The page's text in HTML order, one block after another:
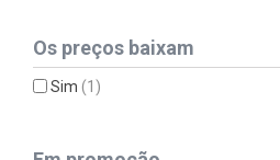
Os preços baixam
Sim(1)